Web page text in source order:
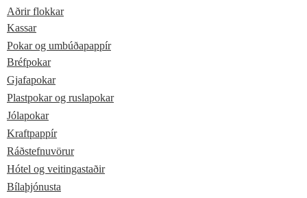
Aðrir flokkar
Kassar
Pokar og umbúðapappír
Bréfpokar
Gjafapokar
Plastpokar og ruslapokar
Jólapokar
Kraftpappír
Ráðstefnuvörur
Hótel og veitingastaðir
Bílaþjónusta